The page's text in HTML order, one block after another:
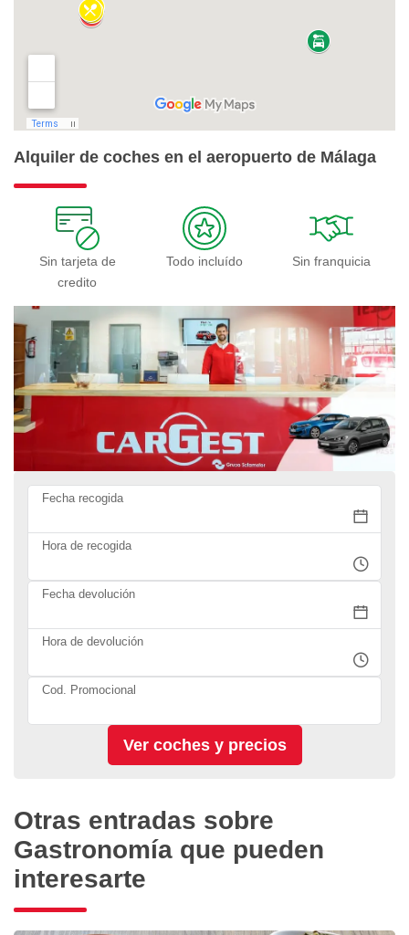
Alquiler de coches en el aeropuerto de Málaga
Sin tarjeta de
credito
Todo incluído Sin franquicia
Fecha recogida
Hora de recogida
Fecha devolución
Hora de devolución
Cod. Promocional
Otras entradas sobre
Gastronomía que pueden
interesarte